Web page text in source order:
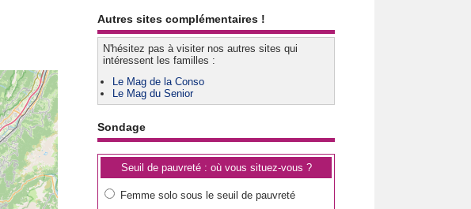
Autres sites complémentaires !
N'hésitez pas à visiter nos autres sites qui
intéressent les familles :
Le Mag de la Conso
Le Mag du Senior
Sondage
Seuil de pauvreté : où vous situez-vous ?
Femme solo sous le seuil de pauvreté